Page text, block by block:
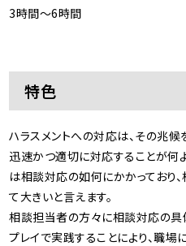
3時間～6時間
特色
ハラスメントへの対応は、その兆
迅速かつ適切に対応することが何
は相談対応の如何にかかっており
て大きいと言えます。
相談担当者の方々に相談対応の具
プレイで実践することにより、職